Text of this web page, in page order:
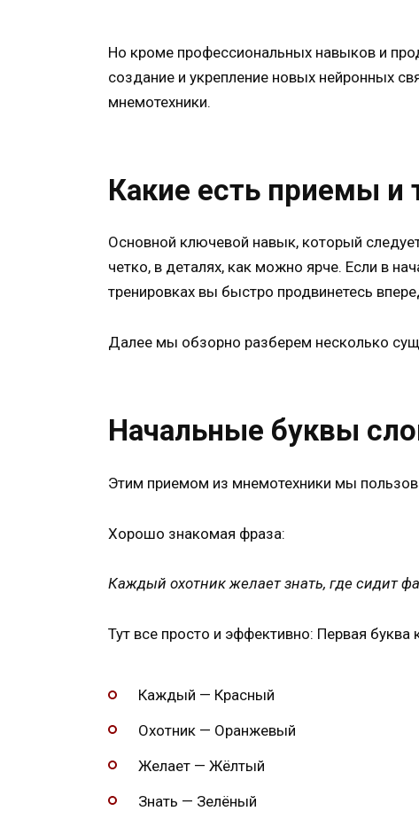
Но кроме профессиональных навыков и
создание и укрепление новых нейронных
мнемотехники.
Какие есть приемы и
Основной ключевой навык, который
четко, в деталях, как можно ярче. Если в
тренировках вы быстро продвинетесь
Далее мы обзорно разберем несколько
Начальные буквы
Этим приемом из мнемотехники мы
Хорошо знакомая фраза:
Каждый охотник желает знать, где сидит
Тут все просто и эффективно: Первая буква
Каждый — Красный
Охотник — Оранжевый
Желает — Жёлтый
Знать — Зелёный